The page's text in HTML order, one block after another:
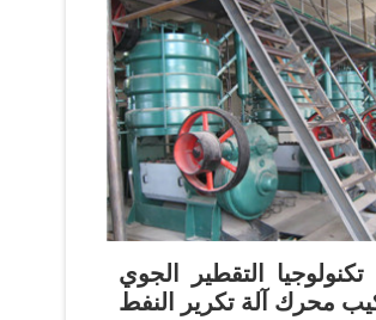
التقطير الجوي
محرك آلة تكرير النفط